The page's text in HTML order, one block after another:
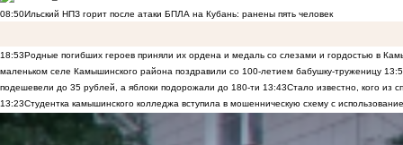
08:50Ильский НПЗ горит после атаки БПЛА на Кубань: ранены пять человек
18:53Родные погибших героев приняли их ордена и медаль со слезами и гордостью в
маленьком селе Камышинского района поздравили со 100-летием бабушку-труженицу
подешевели до 35 рублей, а яблоки подорожали до 180-ти 13:43Стало известно, кого из
13:23Студентка камышинского колледжа вступила в мошенническую схему с